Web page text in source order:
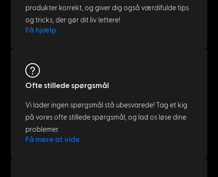
produkter korrekt, og giver dig også værdifulde tips
og tricks, der gør dit liv lettere!
Få hjælp
Ofte stillede spørgsmål
Vi lader ingen spørgsmål stå ubesvarede! Tag et kig
på vores ofte stillede spørgsmål, og lad os løse dine
problemer.
Få mere at vide